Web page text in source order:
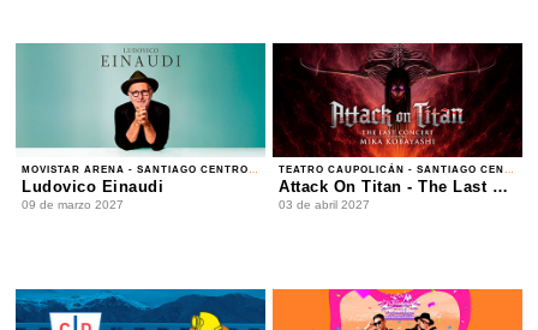
MOVISTAR ARENA - SANTIAGO CENTRO
Ludovico Einaudi
09 de marzo 2027
TEATRO CAUPOLICÁN - SANTIAGO CENTRO
Attack On Titan - The Last Concert
03 de abril 2027